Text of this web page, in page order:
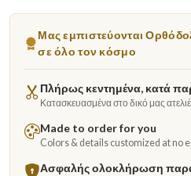
Μας εμπιστεύονται
σε όλο τον κόσμο
Πλήρως κεντημένα, κατά
Κατασκευασμένα στο δικό μας
Made to order for you
Colors & details customized at no
Ασφαλής ολοκλήρωση